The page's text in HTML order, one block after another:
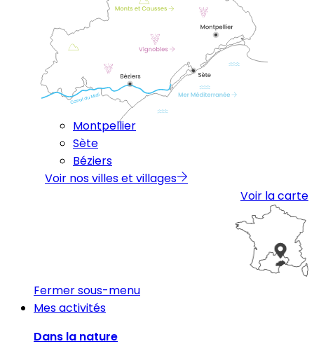
Montpellier
Sète
Béziers
Voir nos villes et villages
Voir la carte
Fermer sous-menu
Mes activités
Dans la nature